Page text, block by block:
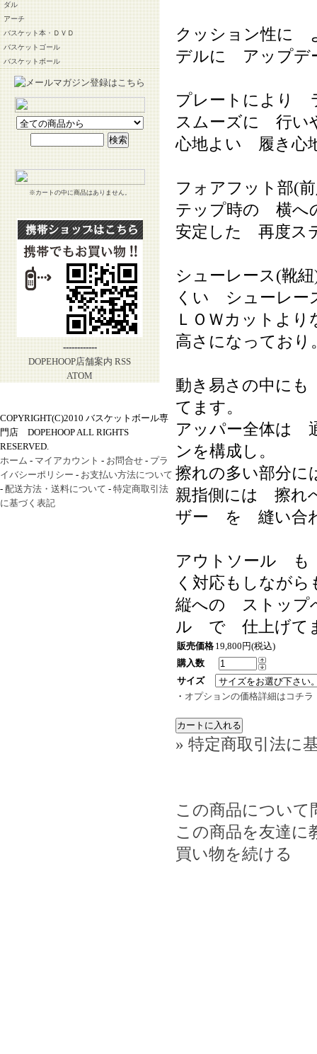
ダル
アーチ
バスケット本・ＤＶＤ
バスケットゴール
バスケットボール
※カートの中に商品はありません。
------------
DOPEHOOP店舗案内 RSS
ATOM
クッション性に
デルに アップデ
プレートにより
スムーズに 行い
心地よい 履き心
フォアフット部
テップ時の 横へ
安定した 再度ス
シューレース(
くい シューレー
ＬＯＷカットよ
高さになっており
動き易さの中に
てます。
アッパー全体は
ンを構成し。
擦れの多い部分
親指側には 擦れ
ザー を 縫い合
アウトソール
く対応もしなが
縦への ストッ
ル で 仕上げて
販売価格 19,800円(税込)
購入数
サイズ
・ オプションの価格詳細はコチラ
» 特定商取引法に
この商品について
この商品を友達に
買い物を続ける
COPYRIGHT(C)2010 バスケットボール専
門店 DOPEHOOP ALL RIGHTS
RESERVED.
ホーム - マイアカウント - お問合せ - プラ
イバシーポリシー - お支払い方法について
- 配送方法・送料について - 特定商取引法
に基づく表記